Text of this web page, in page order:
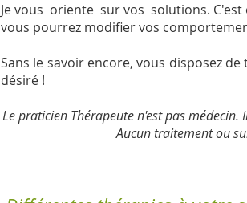
Je vous oriente sur vos solutions.
vous pourrez modifier vos
Sans le savoir encore, vous disposez
désiré !
Le praticien Thérapeute n'est pas
Aucun traitement ou